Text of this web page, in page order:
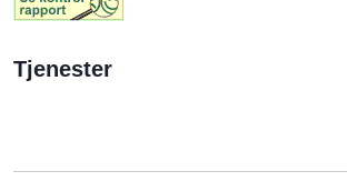
Tjenester